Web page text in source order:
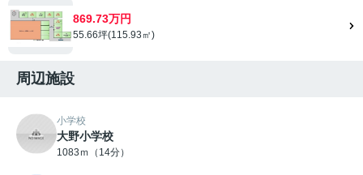
869.73万円
55.66坪(115.93㎡)
周辺施設
小学校
大野小学校
1083ｍ（14分）